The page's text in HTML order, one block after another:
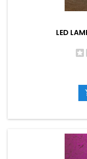
LED